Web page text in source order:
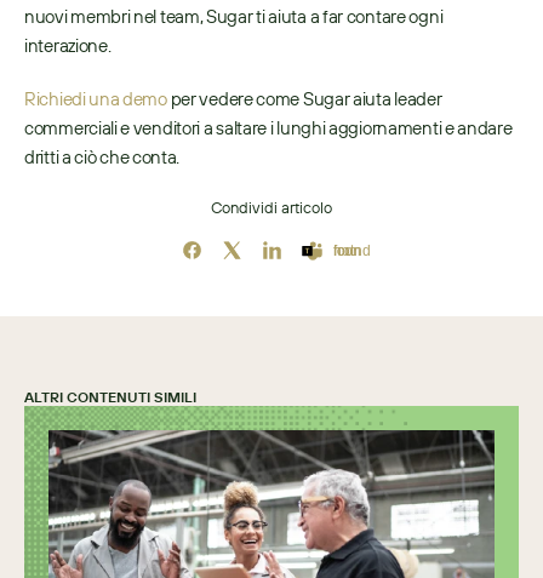
nuovi membri nel team, Sugar ti aiuta a far contare ogni
interazione.
Richiedi una demo per vedere come Sugar aiuta leader
commerciali e venditori a saltare i lunghi aggiornamenti e andare
dritti a ciò che conta.
Condividi articolo
Icon not found
ALTRI CONTENUTI SIMILI